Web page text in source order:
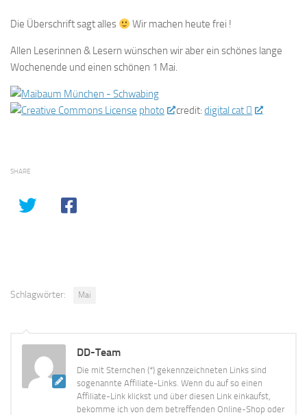
Die Überschrift sagt alles Wir machen heute frei !
Allen Leserinnen & Lesern wünschen wir aber ein schönes lange
Wochenende und einen schönen 1 Mai.
photo credit:digital cat 
SHARE
Schlagwörter: Mai
DD-Team
Die mit Sternchen (*) gekennzeichneten Links sind
sogenannte Affiliate-Links. Wenn du auf so einen
Affiliate-Link klickst und über diesen Link einkaufst,
bekomme ich von dem betreffenden Online-Shop oder